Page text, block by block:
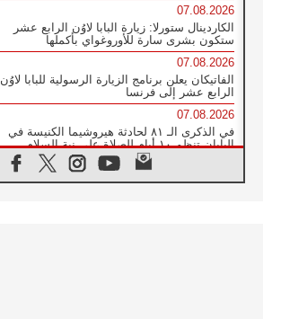
07.08.2026
الكاردينال ستورلا: زيارة البابا لاوُن الرابع عشر
ستكون بشرى سارة للأوروغواي بأكملها
07.08.2026
الفاتيكان يعلن برنامج الزيارة الرسولية للبابا لاوُن
الرابع عشر إلى فرنسا
07.08.2026
في الذكرى الـ ٨١ لحادثة هيروشيما الكنيسة في
اليابان تنظم ١٠ أيام للصلاة على نية السلام
الكنيسة في الأوروغواي: زيارة البابا ستعزز